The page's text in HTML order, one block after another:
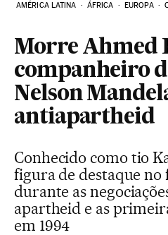
AMÉRICA LATINA ÁFRICA EUROPA
Morre Ahmed
companheiro
Nelson
antiapartheid
Conhecido como tio
figura de destaque no
durante as
apartheid e as
em 1994